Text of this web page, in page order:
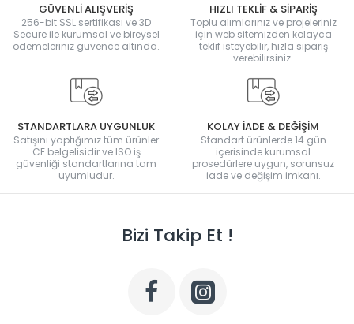
GÜVENLİ ALIŞVERİŞ
256-bit SSL sertifikası ve 3D
Secure ile kurumsal ve bireysel
ödemeleriniz güvence altında.
HIZLI TEKLİF & SİPARİŞ
Toplu alımlarınız ve projeleriniz
için web sitemizden kolayca
teklif isteyebilir, hızla sipariş
verebilirsiniz.
STANDARTLARA UYGUNLUK
Satışını yaptığımız tüm ürünler
CE belgelisidir ve ISO iş
güvenliği standartlarına tam
uyumludur.
KOLAY İADE & DEĞİŞİM
Standart ürünlerde 14 gün
içerisinde kurumsal
prosedürlere uygun, sorunsuz
iade ve değişim imkanı.
Bizi Takip Et !